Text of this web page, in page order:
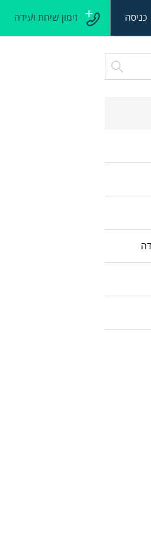
כניסה זימון שיחת ועידה